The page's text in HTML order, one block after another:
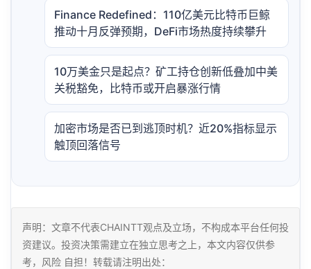
Finance Redefined：110亿美元比特币巨鲸
推动十月反弹预期，DeFi市场热度持续攀升
10万美金只是起点？矿工持仓创新低叠加中美
关税豁免，比特币或开启暴涨行情
加密市场是否已到逃顶时机？近20%指标显示
触顶回落信号
声明：文章不代表CHAINTT观点及立场，不构成本平台任何投
资建议。投资决策需建立在独立思考之上，本文内容仅供参
考，风险 自担！转载请注明出处：